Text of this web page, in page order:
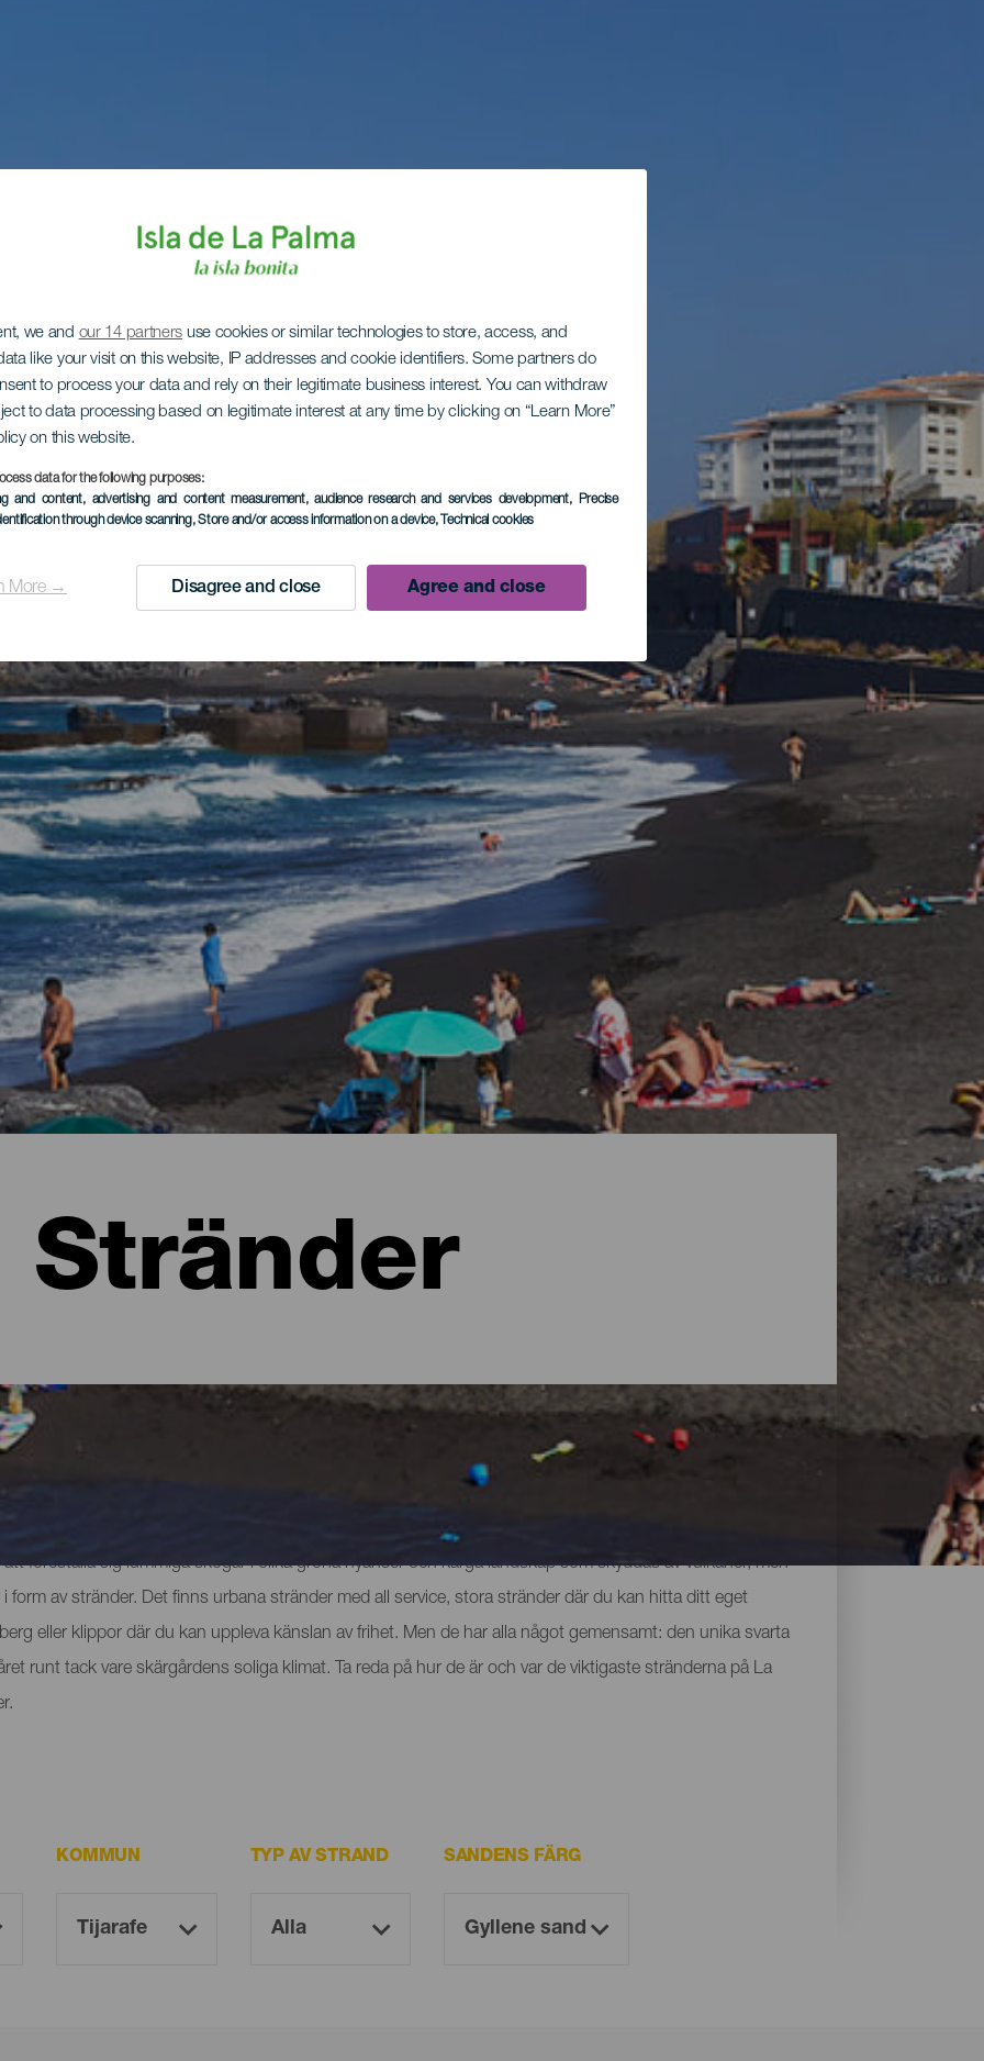
we and our 14 partners use cookies or similar technologies to store, access, and
like your visit on this website, IP addresses and cookie identifiers. Some partners do
to process your data and rely on their legitimate business interest. You can withdraw
to data processing based on legitimate interest at any time by clicking on “Learn More”
on this website.
data for the following purposes:
and content, advertising and content measurement, audience research and services development, Precise
through device scanning, Store and/or access information on a device, Technical cookies
More → Disagree and close Agree and close
Stränder
föreställa sig lummiga skogar i olika gröna nyanser och karga landskap som skyddas av vulkaner, men
form av stränder. Det finns urbana stränder med all service, stora stränder där du kan hitta ditt eget
eller klippor där du kan uppleva känslan av frihet. Men de har alla något gemensamt: den unika svarta
runt tack vare skärgårdens soliga klimat. Ta reda på hur de är och var de viktigaste stränderna på La
KOMMUN TYP AV STRAND SANDENS FÄRG